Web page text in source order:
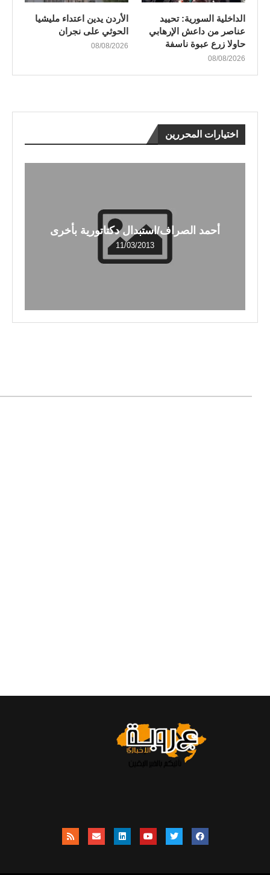
الداخلية السورية: تحييد
عناصر من داعش الإرهابي
حاولا زرع عبوة ناسفة
08/08/2026
الأردن يدين اعتداء مليشيا
الحوثي على نجران
08/08/2026
اختيارات المحررين
أحمد الصراف/استبدال دكتاتورية بأخرى
11/03/2013